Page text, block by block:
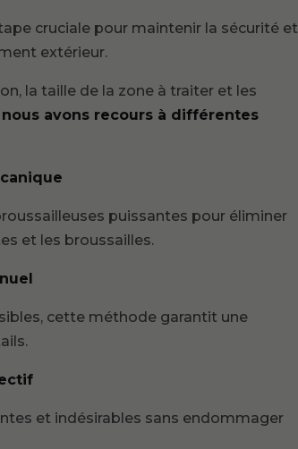
cruciale pour maintenir la sécurité et
extérieur.
la taille de la zone à traiter et les
nous avons recours à différentes
puissantes pour éliminer
et les broussailles.
cette méthode garantit une
et indésirables sans endommager